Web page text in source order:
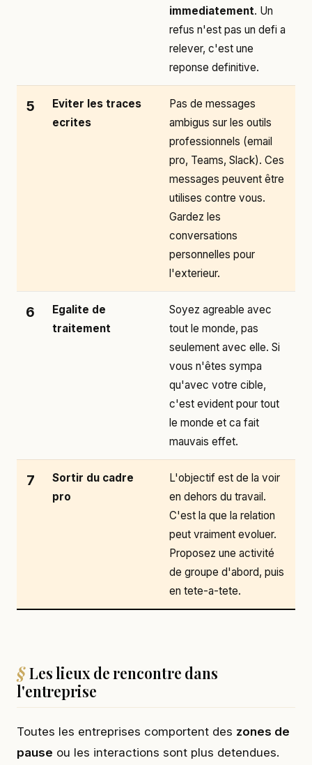
immediatement. Un
refus n'est pas un defi a
relever, c'est une
reponse definitive.
5
Eviter les traces
ecrites
Pas de messages
ambigus sur les outils
professionnels (email
pro, Teams, Slack). Ces
messages peuvent être
utilises contre vous.
Gardez les
conversations
personnelles pour
l'exterieur.
6
Egalite de
traitement
Soyez agreable avec
tout le monde, pas
seulement avec elle. Si
vous n'êtes sympa
qu'avec votre cible,
c'est evident pour tout
le monde et ca fait
mauvais effet.
7
Sortir du cadre
pro
L'objectif est de la voir
en dehors du travail.
C'est la que la relation
peut vraiment evoluer.
Proposez une activité
de groupe d'abord, puis
en tete-a-tete.
Les lieux de rencontre dans
l'entreprise
Toutes les entreprises comportent des zones de
pause ou les interactions sont plus detendues.